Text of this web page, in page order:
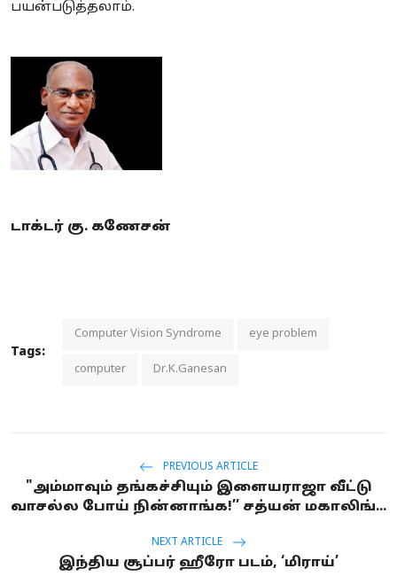
பயன்படுத்தலாம்.
டாக்டர் கு. கணேசன்
Tags:
Computer Vision Syndrome eye problem
computer Dr.K.Ganesan
PREVIOUS ARTICLE
"அம்மாவும் தங்கச்சியும் இளையராஜா வீட்டு
வாசல்ல போய் நின்னாங்க!’’ சத்யன் மகாலிங்...
NEXT ARTICLE
இந்திய சூப்பர் ஹீரோ படம், ‘மிராய்’